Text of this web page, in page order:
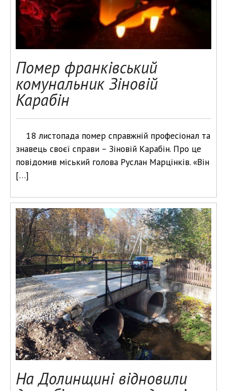
Помер франківський
комунальник Зіновій
Карабін
18 листопада помер справжній професіонал та
знавець своєї справи – Зіновій Карабін. Про це
повідомив міський голова Руслан Марцінків. «Він
[…]
На Долинщині відновили